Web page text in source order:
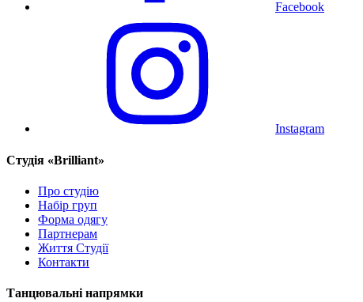
Facebook
Instagram
Cтудія «Brilliant»
Про студію
Набір груп
Форма одягу
Партнерам
Життя Студії
Контакти
Танцювальні напрямки